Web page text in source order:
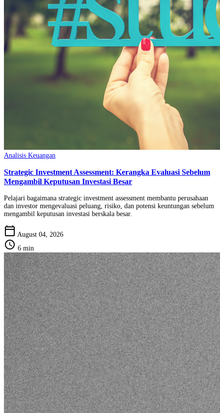
Analisis Keuangan
Strategic Investment Assessment: Kerangka Evaluasi Sebelum
Mengambil Keputusan Investasi Besar
Pelajari bagaimana strategic investment assessment membantu perusahaan
dan investor mengevaluasi peluang, risiko, dan potensi keuntungan sebelum
mengambil keputusan investasi berskala besar.
calendar_today August 04, 2026
schedule 6 min